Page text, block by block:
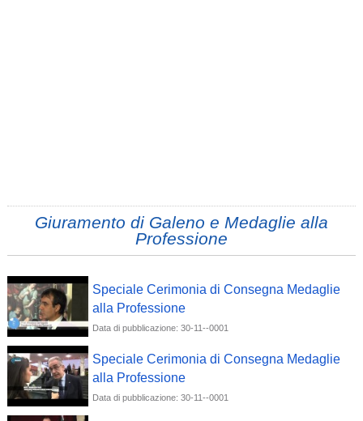
Giuramento di Galeno e Medaglie alla
Professione
Speciale Cerimonia di Consegna Medaglie
alla Professione
Data di pubblicazione: 30-11--0001
Speciale Cerimonia di Consegna Medaglie
alla Professione
Data di pubblicazione: 30-11--0001